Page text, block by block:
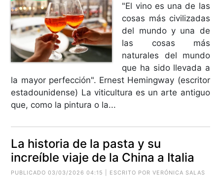
"El vino es una de las
cosas más civilizadas
del mundo y una de
las cosas más
naturales del mundo
que ha sido llevada a
la mayor perfección". Ernest Hemingway (escritor
estadounidense) La viticultura es un arte antiguo
que, como la pintura o la...
La historia de la pasta y su
increíble viaje de la China a Italia
PUBLICADO 03/03/2026 04:15 | ESCRITO POR VERÓNICA SALAS